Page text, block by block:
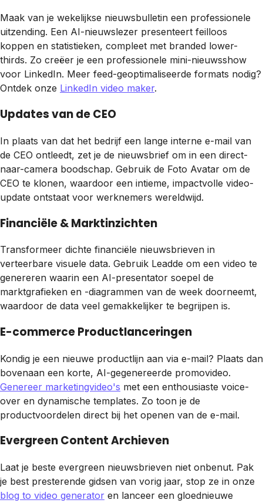
Maak van je wekelijkse nieuwsbulletin een professionele
uitzending. Een AI-nieuwslezer presenteert feilloos
koppen en statistieken, compleet met branded lower-
thirds. Zo creëer je een professionele mini-nieuwsshow
voor LinkedIn. Meer feed-geoptimaliseerde formats nodig?
Ontdek onze LinkedIn video maker.
Updates van de CEO
In plaats van dat het bedrijf een lange interne e-mail van
de CEO ontleedt, zet je de nieuwsbrief om in een direct-
naar-camera boodschap. Gebruik de Foto Avatar om de
CEO te klonen, waardoor een intieme, impactvolle video-
update ontstaat voor werknemers wereldwijd.
Financiële & Marktinzichten
Transformeer dichte financiële nieuwsbrieven in
verteerbare visuele data. Gebruik Leadde om een video te
genereren waarin een AI-presentator soepel de
marktgrafieken en -diagrammen van de week doorneemt,
waardoor de data veel gemakkelijker te begrijpen is.
E-commerce Productlanceringen
Kondig je een nieuwe productlijn aan via e-mail? Plaats dan
bovenaan een korte, AI-gegenereerde promovideo.
Genereer marketingvideo's met een enthousiaste voice-
over en dynamische templates. Zo toon je de
productvoordelen direct bij het openen van de e-mail.
Evergreen Content Archieven
Laat je beste evergreen nieuwsbrieven niet onbenut. Pak
je best presterende gidsen van vorig jaar, stop ze in onze
blog to video generator en lanceer een gloednieuwe